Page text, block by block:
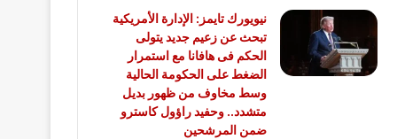
نيويورك تايمز: الإدارة الأمريكية
تبحث عن زعيم جديد يتولى
الحكم فى هافانا مع استمرار
الضغط على الحكومة الحالية
وسط مخاوف من ظهور بديل
متشدد.. وحفيد راؤول كاسترو
ضمن المرشحين